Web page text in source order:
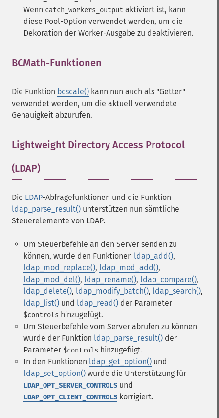
Wenn catch_workers_output aktiviert ist, kann
diese Pool-Option verwendet werden, um die
Dekoration der Worker-Ausgabe zu deaktivieren.
BCMath-Funktionen
Die Funktion bcscale() kann nun auch als "Getter"
verwendet werden, um die aktuell verwendete
Genauigkeit abzurufen.
Lightweight Directory Access Protocol
(LDAP)
Die LDAP-Abfragefunktionen und die Funktion
ldap_parse_result() unterstützen nun sämtliche
Steuerelemente von LDAP:
Um Steuerbefehle an den Server senden zu
können, wurde den Funktionen ldap_add(),
ldap_mod_replace(), ldap_mod_add(),
ldap_mod_del(), ldap_rename(), ldap_compare(),
ldap_delete(), ldap_modify_batch(), ldap_search(),
ldap_list() und ldap_read() der Parameter
$controls hinzugefügt.
Um Steuerbefehle vom Server abrufen zu können
wurde der Funktion ldap_parse_result() der
Parameter $controls hinzugefügt.
In den Funktionen ldap_get_option() und
ldap_set_option() wurde die Unterstützung für
LDAP_OPT_SERVER_CONTROLS und
LDAP_OPT_CLIENT_CONTROLS korrigiert.